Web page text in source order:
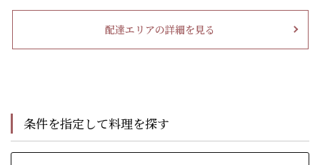
配達エリアの詳細を見る
条件を指定して料理を探す